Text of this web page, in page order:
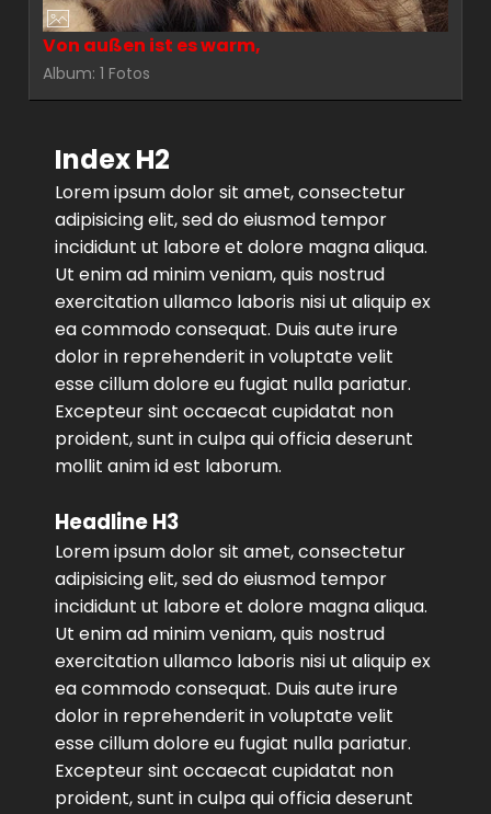
Von außen ist es warm,
Album: 1 Fotos
Index H2
Lorem ipsum dolor sit amet, consectetur
adipisicing elit, sed do eiusmod tempor
incididunt ut labore et dolore magna aliqua.
Ut enim ad minim veniam, quis nostrud
exercitation ullamco laboris nisi ut aliquip ex
ea commodo consequat. Duis aute irure
dolor in reprehenderit in voluptate velit
esse cillum dolore eu fugiat nulla pariatur.
Excepteur sint occaecat cupidatat non
proident, sunt in culpa qui officia deserunt
mollit anim id est laborum.
Headline H3
Lorem ipsum dolor sit amet, consectetur
adipisicing elit, sed do eiusmod tempor
incididunt ut labore et dolore magna aliqua.
Ut enim ad minim veniam, quis nostrud
exercitation ullamco laboris nisi ut aliquip ex
ea commodo consequat. Duis aute irure
dolor in reprehenderit in voluptate velit
esse cillum dolore eu fugiat nulla pariatur.
Excepteur sint occaecat cupidatat non
proident, sunt in culpa qui officia deserunt